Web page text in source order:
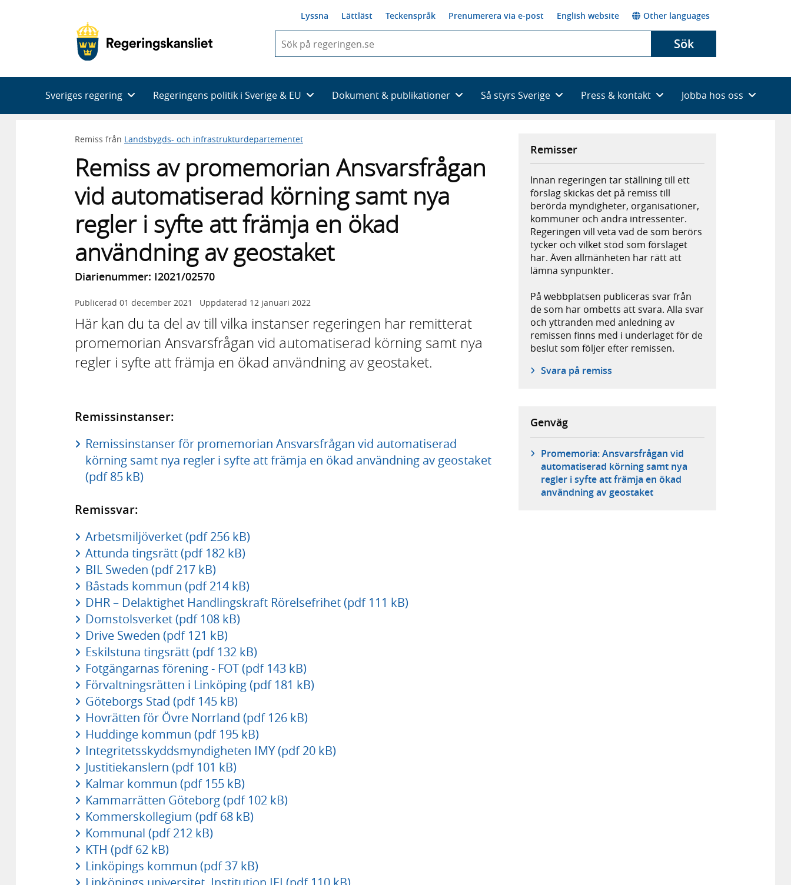
Lyssna Lättläst Teckenspråk Prenumerera via e-post English website Other languages
du
skriva
framträder
en
med
Sök
Sveriges regering Regeringens politik i Sverige & EU Dokument & publikationer Så styrs Sverige Press & kontakt Jobba hos oss
Remiss från Landsbygds- och infrastrukturdepartementet
Remiss av promemorian Ansvarsfrågan
vid automatiserad körning samt nya
regler i syfte att främja en ökad
användning av geostaket
Diarienummer: I2021/02570
Publicerad 01 december 2021 Uppdaterad 12 januari 2022
Här kan du ta del av till vilka instanser regeringen har remitterat
promemorian Ansvarsfrågan vid automatiserad körning samt nya
regler i syfte att främja en ökad användning av geostaket.
Remissinstanser:
Remissinstanser för promemorian Ansvarsfrågan vid automatiserad
körning samt nya regler i syfte att främja en ökad användning av geostaket
(pdf 85 kB)
Remissvar:
Arbetsmiljöverket (pdf 256 kB)
Attunda tingsrätt (pdf 182 kB)
BIL Sweden (pdf 217 kB)
Båstads kommun (pdf 214 kB)
DHR – Delaktighet Handlingskraft Rörelsefrihet (pdf 111 kB)
Domstolsverket (pdf 108 kB)
Drive Sweden (pdf 121 kB)
Eskilstuna tingsrätt (pdf 132 kB)
Fotgängarnas förening - FOT (pdf 143 kB)
Förvaltningsrätten i Linköping (pdf 181 kB)
Göteborgs Stad (pdf 145 kB)
Hovrätten för Övre Norrland (pdf 126 kB)
Huddinge kommun (pdf 195 kB)
Integritetsskyddsmyndigheten IMY (pdf 20 kB)
Justitiekanslern (pdf 101 kB)
Kalmar kommun (pdf 155 kB)
Kammarrätten Göteborg (pdf 102 kB)
Kommerskollegium (pdf 68 kB)
Kommunal (pdf 212 kB)
KTH (pdf 62 kB)
Linköpings kommun (pdf 37 kB)
Remisser
Innan regeringen tar ställning till ett
förslag skickas det på remiss till
berörda myndigheter, organisationer,
kommuner och andra intressenter.
Regeringen vill veta vad de som berörs
tycker och vilket stöd som förslaget
har. Även allmänheten har rätt att
lämna synpunkter.
På webbplatsen publiceras svar från
de som har ombetts att svara. Alla svar
och yttranden med anledning av
remissen finns med i underlaget för de
beslut som följer efter remissen.
Svara på remiss
Genväg
Promemoria: Ansvarsfrågan vid
automatiserad körning samt nya
regler i syfte att främja en ökad
användning av geostaket